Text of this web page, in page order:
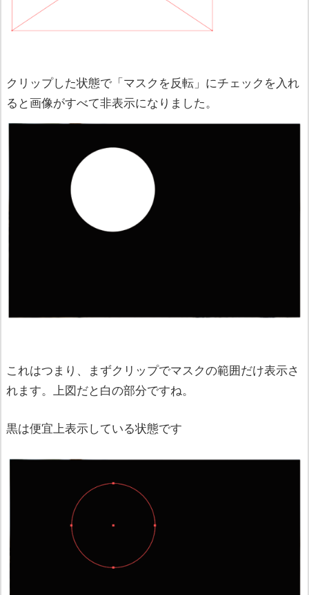
クリップした状態で「マスクを反転」にチェックを入れ
ると画像がすべて非表示になりました。
これはつまり、まずクリップでマスクの範囲だけ表示さ
れます。上図だと白の部分ですね。
黒は便宜上表示している状態です